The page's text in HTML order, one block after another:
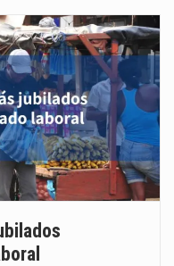
El Tribunal Federal de Justicia Administrativa (TFJA), a través de su Segunda Sala Regional en…
El Gobierno de Estados Unidos ha procesado la devolución de aproximadamente 100,000 millones de dólares…
El mercado laboral mexicano muestra un proceso de precarización sin señales de mejora, según el…
La Cámara Minera de México (Camimex) proyecta una inversión total de 6,402.2 millones de dólares…